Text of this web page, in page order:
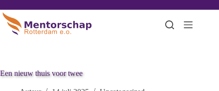
Een nieuw thuis voor twee